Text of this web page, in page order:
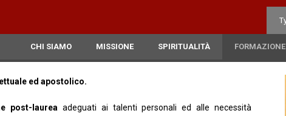
CHI SIAMO MISSIONE SPIRITUALITÀ FORMAZIONE
ed apostolico.
post-laurea adeguati ai talenti personali ed alle necessità